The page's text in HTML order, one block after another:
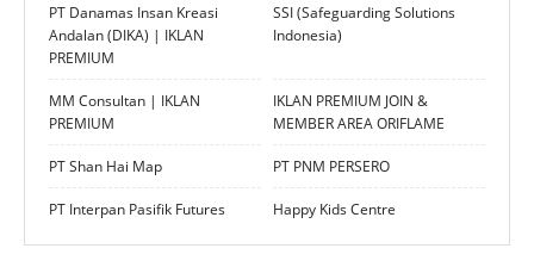
PT Danamas Insan Kreasi
Andalan (DIKA) | IKLAN
PREMIUM
SSI (Safeguarding Solutions
Indonesia)
MM Consultan | IKLAN
PREMIUM
IKLAN PREMIUM JOIN &
MEMBER AREA ORIFLAME
PT Shan Hai Map PT PNM PERSERO
PT Interpan Pasifik Futures Happy Kids Centre